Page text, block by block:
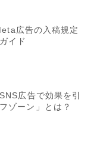
広告の入稿規定
イド
広告で効果を引
ゾーン」とは？